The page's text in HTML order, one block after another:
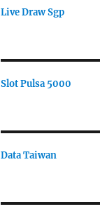
Live Draw Sgp
Slot Pulsa 5000
Data Taiwan